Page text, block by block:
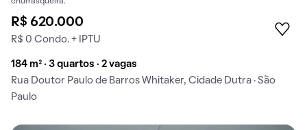
R$ 620.000
R$ 0 Condo. + IPTU
184 m² · 3 quartos · 2 vagas
Rua Doutor Paulo de Barros Whitaker, Cidade Dutra · São
Paulo